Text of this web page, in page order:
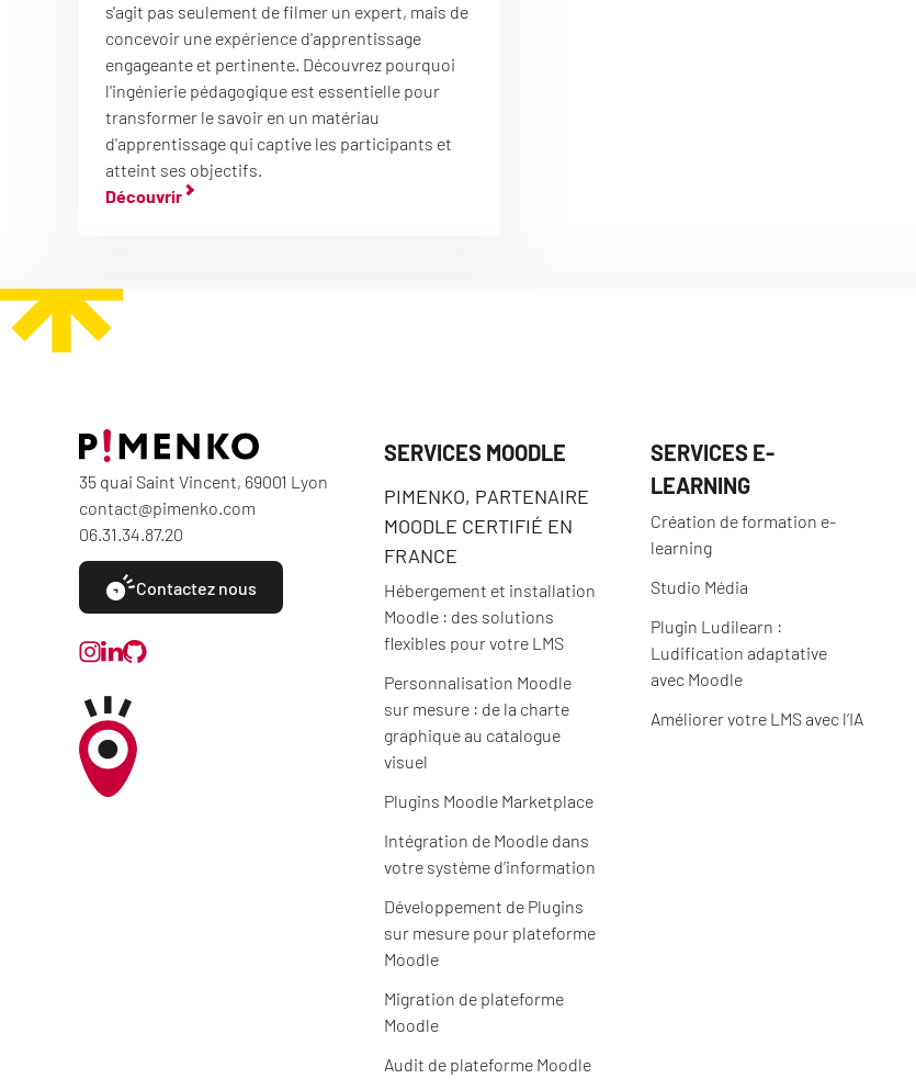
s'agit pas seulement de filmer un expert, mais de
concevoir une expérience d'apprentissage
engageante et pertinente. Découvrez pourquoi
l'ingénierie pédagogique est essentielle pour
transformer le savoir en un matériau
d'apprentissage qui captive les participants et
atteint ses objectifs.
Découvrir
35 quai Saint Vincent, 69001 Lyon
contact@pimenko.com
06.31.34.87.20
Contactez nous
SERVICES MOODLE
PIMENKO, PARTENAIRE
MOODLE CERTIFIÉ EN
FRANCE
Hébergement et installation
Moodle : des solutions
flexibles pour votre LMS
Personnalisation Moodle
sur mesure : de la charte
graphique au catalogue
visuel
Plugins Moodle Marketplace
Intégration de Moodle dans
votre système d’information
Développement de Plugins
sur mesure pour plateforme
Moodle
Migration de plateforme
Moodle
Audit de plateforme Moodle
SERVICES E-
LEARNING
Création de formation e-
learning
Studio Média
Plugin Ludilearn :
Ludification adaptative
avec Moodle
Améliorer votre LMS avec l’IA